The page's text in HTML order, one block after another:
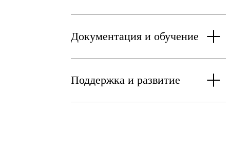
Документация и обучение
Поддержка и развитие